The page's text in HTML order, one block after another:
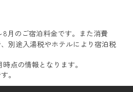
月のご宿泊料金です。また消費
別途入湯税やホテルにより宿泊税
点の情報となります。
。